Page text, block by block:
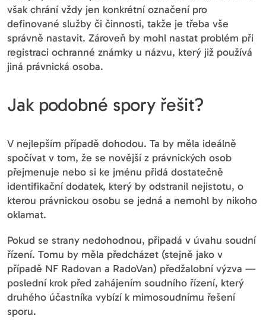
však chrání vždy jen konkrétní označení pro
definované služby či činnosti, takže je třeba vše
správně nastavit. Zároveň by mohl nastat problém při
registraci ochranné známky u názvu, který již používá
jiná právnická osoba.
Jak podobné spory řešit?
V nejlepším případě dohodou. Ta by měla ideálně
spočívat v tom, že se novější z právnických osob
přejmenuje nebo si ke jménu přidá dostatečně
identifikační dodatek, který by odstranil nejistotu, o
kterou právnickou osobu se jedná a nemohl by nikoho
oklamat.
Pokud se strany nedohodnou, připadá v úvahu soudní
řízení. Tomu by měla předcházet (stejně jako v
případě NF Radovan a RadoVan) předžalobní výzva —
poslední krok před zahájením soudního řízení, který
druhého účastníka vybízí k mimosoudnímu řešení
sporu.